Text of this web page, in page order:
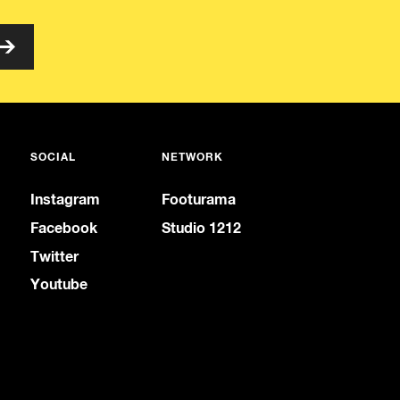
SOCIAL
Instagram
Facebook
Twitter
Youtube
NETWORK
Footurama
Studio 1212